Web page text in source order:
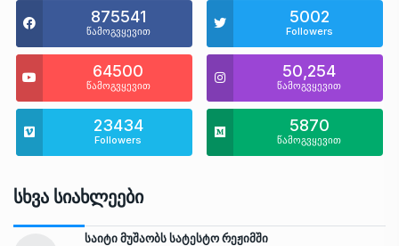
875541
წამოგვყევით
5002
Followers
64500
წამოგვყევით
50,254
წამოგვყევით
23434
Followers
5870
წამოგვყევით
Სხვა Სიახლეები
საიტი მუშაობს სატესტო რეჟიმში